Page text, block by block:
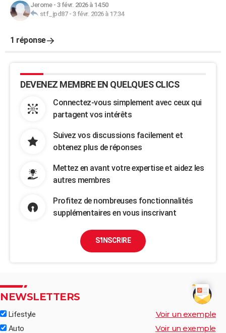
Jerome- 3 févr. 2026 à 14:50
stf_jpd87- 3 févr. 2026 à 17:34
1 réponse
DEVENEZ MEMBRE EN QUELQUES CLICS
Connectez-vous simplement avec ceux qui
partagent vos intérêts
Suivez vos discussions facilement et
obtenez plus de réponses
Mettez en avant votre expertise et aidez les
autres membres
Profitez de nombreuses fonctionnalités
supplémentaires en vous inscrivant
S'INSCRIRE
NEWSLETTERS
Lifestyle Voir un exemple
Auto Voir un exemple